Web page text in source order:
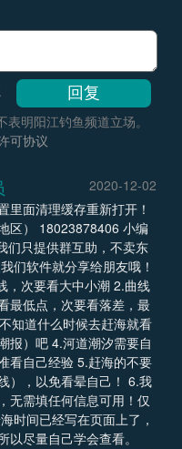
明阳江钓鱼频道立场。
可协议
2020-12-02
里面清理缓存重新打开！
区） 18023878406 小编
们只提供群互助，不卖东
们软件就分享给朋友哦！
，次要看大中小潮 2.曲线
最低点，次要看落差，最
知道什么时候去赶海就看
报）吧 4.河道潮汐需要自
看自己经验 5.赶海的不要
），以免看晕自己！ 6.我
无需填任何信息可用！仅
时间已经写在页面上了，
尽量自己学会查看。